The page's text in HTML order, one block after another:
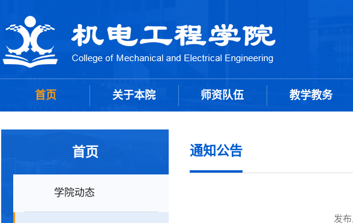
首页 关于本院 师资队伍 教学教务
首页
学院动态
通知公告
发